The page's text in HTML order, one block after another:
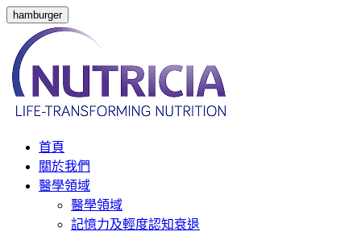
hamburger
首頁
關於我們
醫學領域
醫學領域
記憶力及輕度認知衰退